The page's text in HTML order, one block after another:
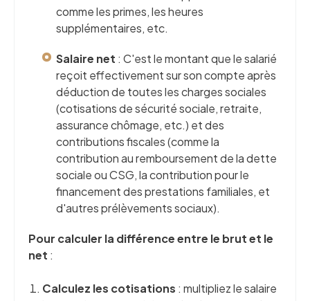
comme les primes, les heures
supplémentaires, etc.
Salaire net : C'est le montant que le salarié
reçoit effectivement sur son compte après
déduction de toutes les charges sociales
(cotisations de sécurité sociale, retraite,
assurance chômage, etc.) et des
contributions fiscales (comme la
contribution au remboursement de la dette
sociale ou CSG, la contribution pour le
financement des prestations familiales, et
d'autres prélèvements sociaux).
Pour calculer la différence entre le brut et le
net :
Calculez les cotisations : multipliez le salaire